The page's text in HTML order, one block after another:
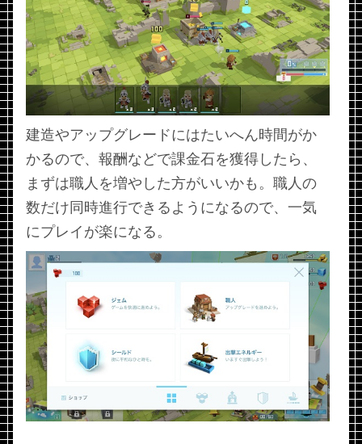
建造やアップグレードにはたいへん時間がか
かるので、報酬などで課金石を獲得したら、
まずは職人を増やした方がいいかも。職人の
数だけ同時進行できるようになるので、一気
にプレイが楽になる。